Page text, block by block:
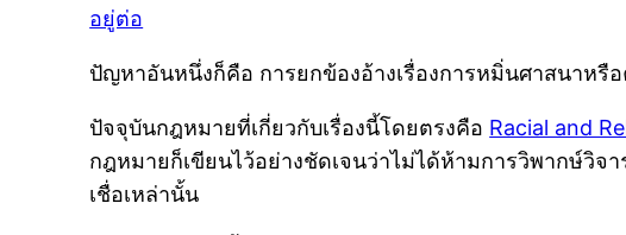
อยู่ต่อ
ปัญหาอันหนึ่งก็คือ การยกข้องอ้างเรื่องการหมิ่นศาสนาห
ปัจจุบันกฎหมายที่เกี่ยวกับเรื่องนี้โดยตรงคือ Racial and
กฎหมายก็เขียนไว้อย่างชัดเจนว่าไม่ได้ห้ามการวิพากษ์วิ
เชื่อเหล่านั้น